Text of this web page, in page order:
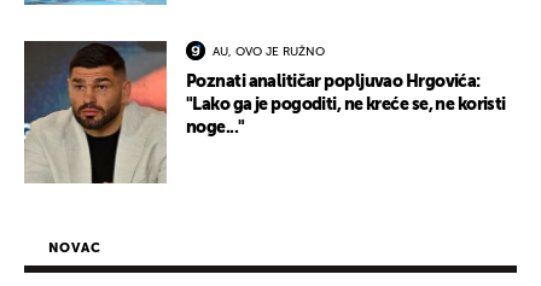
AU, OVO JE RUŽNO
Poznati analitičar popljuvao Hrgovića:
"Lako ga je pogoditi, ne kreće se, ne koristi
noge..."
NOVAC